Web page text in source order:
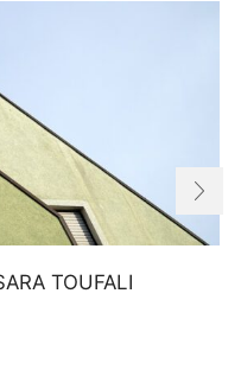
TOUFALI